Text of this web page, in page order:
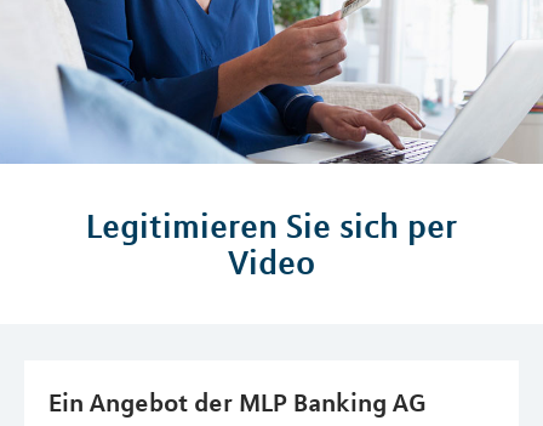
Legitimieren Sie sich per
Video
Ein Angebot der MLP Banking AG